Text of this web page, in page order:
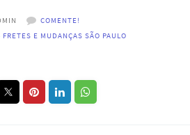
COMENTE!
FRETES E MUDANÇAS SÃO PAULO